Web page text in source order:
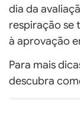
dia da
respiração se
à aprovação
Para mais
descubra